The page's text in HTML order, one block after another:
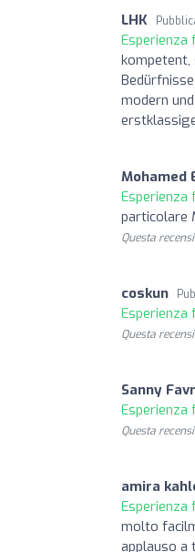
LHK
Esperienza
kompetent,
modern
Mohamed
Esperienza
particolare
Questa
coskun
Esperienza
Questa
Sanny
Esperienza
Questa
amira
Esperienza
molto
applauso a